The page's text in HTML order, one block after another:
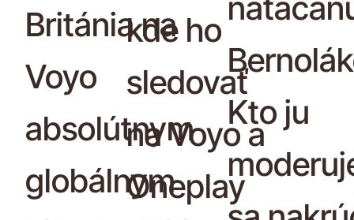
Británia na
Voyo
absolútnym
globálnym
kde ho
sledovať
na Voyo a
Oneplay
Kto ju